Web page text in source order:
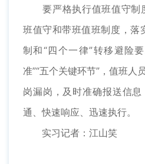
要严格执行值班值守制
班值守和带班值班制度，落
制和“四个一律”转移避险
准”“五个关键环节”，值班人
岗漏岗，及时准确报送信
通、快速响应、迅速执行。
实习记者：江山笑